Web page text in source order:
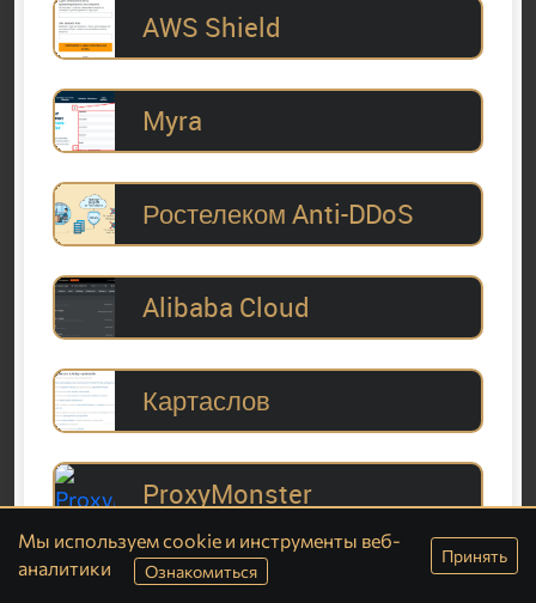
AWS Shield
Myra
Ростелеком Anti-DDoS
Alibaba Cloud
Картаслов
ProxyMonster
Смотреть все
Мы используем cookie и инструменты веб-
аналитики
Ознакомиться
Принять